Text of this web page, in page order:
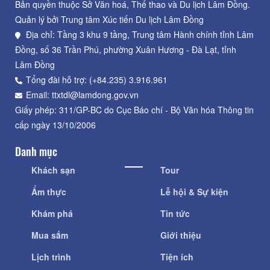
Bản quyền thuộc Sở Văn hoá, Thể thao và Du lịch Lâm Đồng.
Quản lý bởi Trung tâm Xúc tiến Du lịch Lâm Đồng
Địa chỉ: Tầng 3 khu 9 tầng, Trung tâm Hành chính tỉnh Lâm
Đồng, số 36 Trần Phú, phường Xuân Hương - Đà Lạt, tỉnh
Lâm Đồng
Tổng đài hỗ trợ: (+84.235) 3.916.961
Email: ttxtdl@lamdong.gov.vn
Giấy phép: 311/GP-BC do Cục Báo chí - Bộ Văn hóa Thông tin
cấp ngày 13/10/2006
Danh mục
Khách sạn
Ẩm thực
Khám phá
Mua sắm
Lịch trình
Tour
Lễ hội & Sự kiện
Tin tức
Giới thiệu
Tiện ích